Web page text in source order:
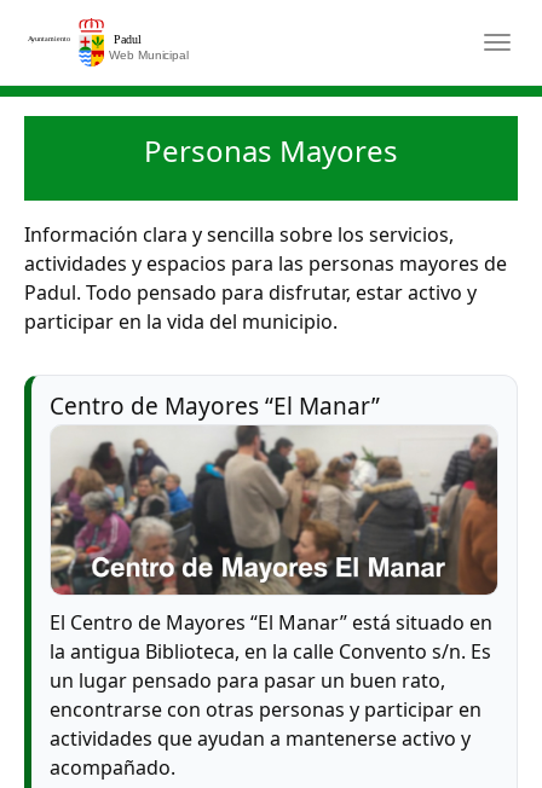
Saltar al contenido principal
Personas Mayores
Información clara y sencilla sobre los servicios,
actividades y espacios para las personas mayores de
Padul. Todo pensado para disfrutar, estar activo y
participar en la vida del municipio.
Centro de Mayores “El Manar”
El Centro de Mayores “El Manar” está situado en
la antigua Biblioteca, en la calle Convento s/n. Es
un lugar pensado para pasar un buen rato,
encontrarse con otras personas y participar en
actividades que ayudan a mantenerse activo y
acompañado.